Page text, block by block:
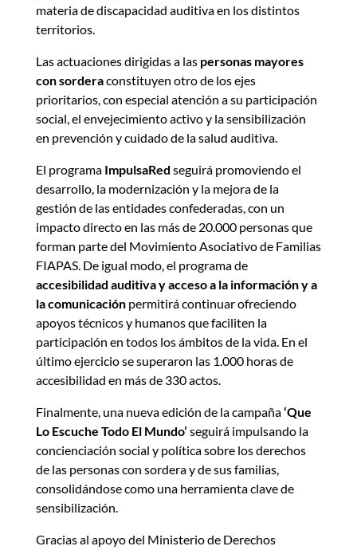
materia de discapacidad auditiva en los distintos
territorios.
Las actuaciones dirigidas a las personas mayores
con sorderaconstituyen otro de los ejes
prioritarios, con especial atención a su participación
social, el envejecimiento activo y la sensibilización
en prevención y cuidado de la salud auditiva.
El programa ImpulsaRed seguirá promoviendo el
desarrollo, la modernización y la mejora de la
gestión de las entidades confederadas, con un
impacto directo en las más de 20.000 personas que
forman parte del Movimiento Asociativo de Familias
FIAPAS. De igual modo, el programa de
accesibilidad auditiva y acceso a la información y a
la comunicaciónpermitirá continuar ofreciendo
apoyos técnicos y humanos que faciliten la
participación en todos los ámbitos de la vida. En el
último ejercicio se superaron las 1.000 horas de
accesibilidad en más de 330 actos.
Finalmente, una nueva edición de la campaña‘Que
Lo Escuche Todo El Mundo’ seguirá impulsando la
concienciación social y política sobre los derechos
de las personas con sordera y de sus familias,
consolidándose como una herramienta clave de
sensibilización.
Gracias al apoyo del Ministerio de Derechos